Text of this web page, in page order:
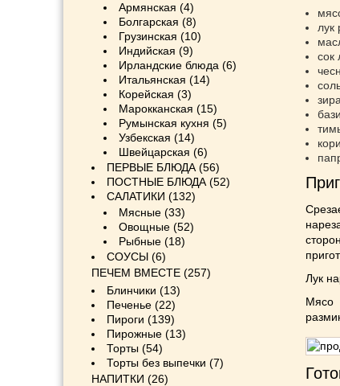
лук
сок
Лук
Мясо
Армянская (4)
Болгарская (8)
Грузинская (10)
Индийская (9)
Ирландские блюда (6)
Итальянская (14)
Корейская (3)
Марокканская (15)
Румынская кухня (5)
Узбекская (14)
Швейцарская (6)
ПЕРВЫЕ БЛЮДА (56)
ПОСТНЫЕ БЛЮДА (52)
САЛАТИКИ (132)
Мясные (33)
Овощные (52)
Рыбные (18)
СОУСЫ (6)
ПЕЧЕМ ВМЕСТЕ (257)
Блинчики (13)
Печенье (22)
Пироги (139)
Пирожные (13)
Торты (54)
Торты без выпечки (7)
НАПИТКИ (26)